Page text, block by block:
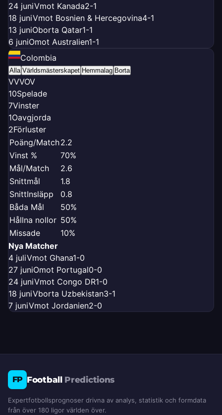
24 juniVmot Kanada2-1
18 juniVmot Bosnien & Hercegovina4-1
13 juniOborta Qatar1-1
6 juniOmot Australien1-1
Colombia
Alla Världsmästerskapet Hemmalag Borta
VVVOV
10Spelade
7Vinster
1Oavgjorda
2Förluster
Poäng/Match2.2
Vinst %
70%
Mål/Match
2.6
Snittmål
1.8
SnittInsläpp
0.8
Båda Mål
50%
Hållna nollor 50%
Missade
10%
Nya Matcher
4 juliVmot Ghana1-0
27 juniOmot Portugal0-0
24 juniVmot Congo DR1-0
18 juniVborta Uzbekistan3-1
7 juniVmot Jordanien2-0
FP Football Predictions
Expertfotbollsprognoser drivna av analys, statistik och formdata
från över 180 ligor världen över.